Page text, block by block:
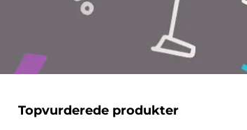
Topvurderede produkter